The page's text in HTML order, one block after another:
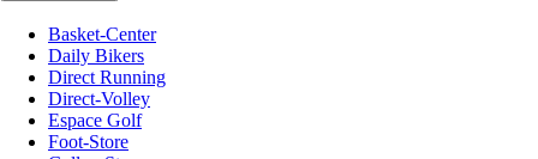
Basket-Center
Daily Bikers
Direct Running
Direct-Volley
Espace Golf
Foot-Store